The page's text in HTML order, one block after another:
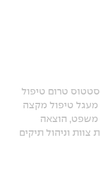
חייבים בסטטוס טרום טיפול
מעגל טיפול מקצה
משפט, הוצאה
וניהול תיקים